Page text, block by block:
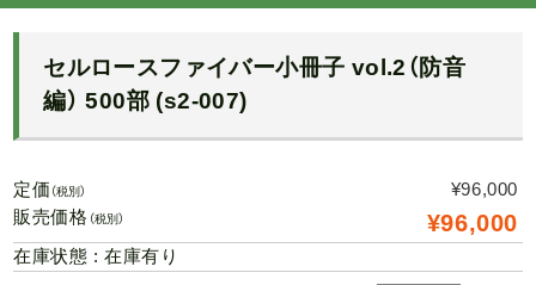
セルロースファイバー小冊子 vol.2（防音
編） 500部 (s2-007)
定価 （税別）
¥96,000
販売価格 （税別） ¥96,000
在庫状態 : 在庫有り